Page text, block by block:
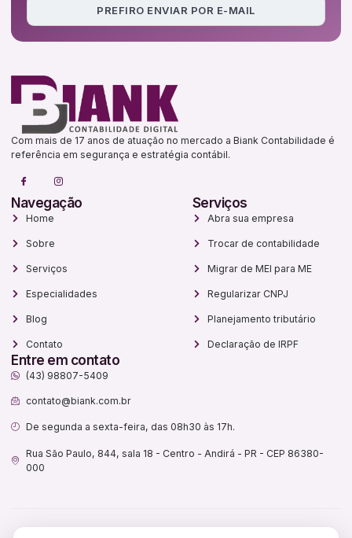
PREFIRO ENVIAR POR E-MAIL
Com mais de 17 anos de atuação no mercado a Biank Contabilidade é
referência em segurança e estratégia contábil.
Navegação
Home
Sobre
Serviços
Especialidades
Blog
Contato
Serviços
Abra sua empresa
Trocar de contabilidade
Migrar de MEI para ME
Regularizar CNPJ
Planejamento tributário
Declaração de IRPF
Entre em contato
(43) 98807-5409
contato@biank.com.br
De segunda a sexta-feira, das 08h30 às 17h.
Rua São Paulo, 844, sala 18 - Centro - Andirá - PR - CEP 86380-
000